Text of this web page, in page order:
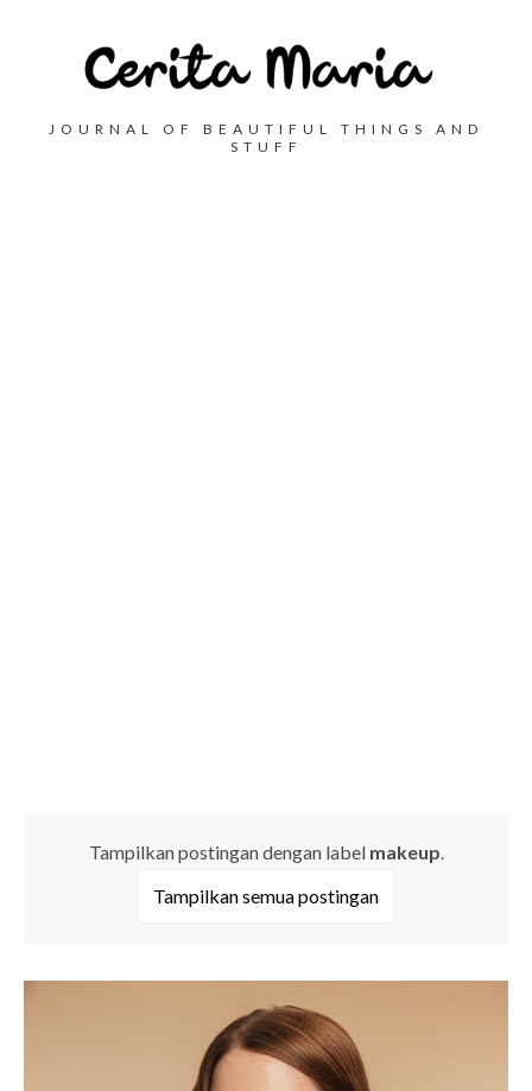
JOURNAL OF BEAUTIFUL THINGS AND
STUFF
Tampilkan postingan dengan label makeup
Tampilkan semua postingan